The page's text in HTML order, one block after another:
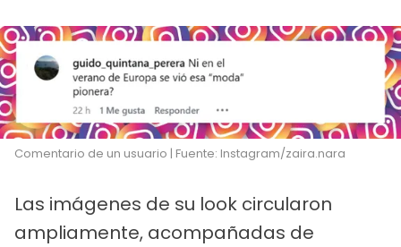
Comentario de un usuario | Fuente: Instagram/zaira.nara
Las imágenes de su look circularon
ampliamente, acompañadas de